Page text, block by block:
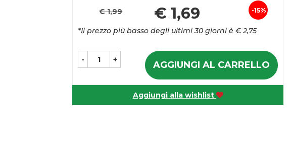
Sconto
15%
€ 1,99 € 1,69
*Il prezzo più basso degli ultimi 30 giorni è € 2,75
- + AGGIUNGI AL CARRELLO
Aggiungi alla wishlist